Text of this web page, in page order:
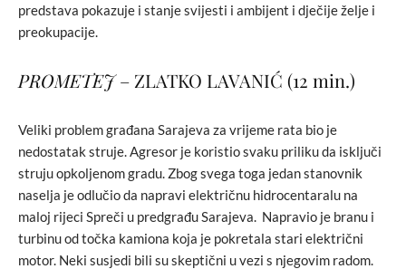
predstava pokazuje i stanje svijesti i ambijent i dječije želje i
preokupacije.
PROMETEJ– ZLATKO LAVANIĆ (12 min.)
Veliki problem građana Sarajeva za vrijeme rata bio je
nedostatak struje. Agresor je koristio svaku priliku da isključi
struju opkoljenom gradu. Zbog svega toga jedan stanovnik
naselja je odlučio da napravi električnu hidrocentaralu na
maloj rijeci Spreči u predgrađu Sarajeva. Napravio je branu i
turbinu od točka kamiona koja je pokretala stari električni
motor. Neki susjedi bili su skeptični u vezi s njegovim radom.